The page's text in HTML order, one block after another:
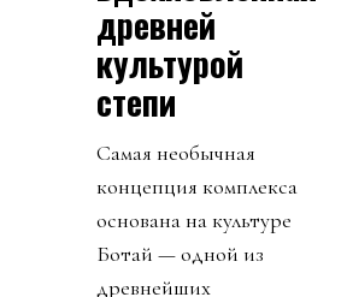
древней
культурой
степи
Самая необычная
концепция комплекса
основана на культуре
Ботай — одной из
древнейших